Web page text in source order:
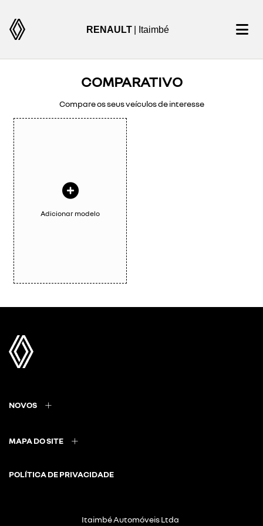
RENAULT | Itaimbé
COMPARATIVO
Compare os seus veículos de interesse
Adicionar modelo
NOVOS
MAPA DO SITE
POLÍTICA DE PRIVACIDADE
Itaimbé Automóveis Ltda